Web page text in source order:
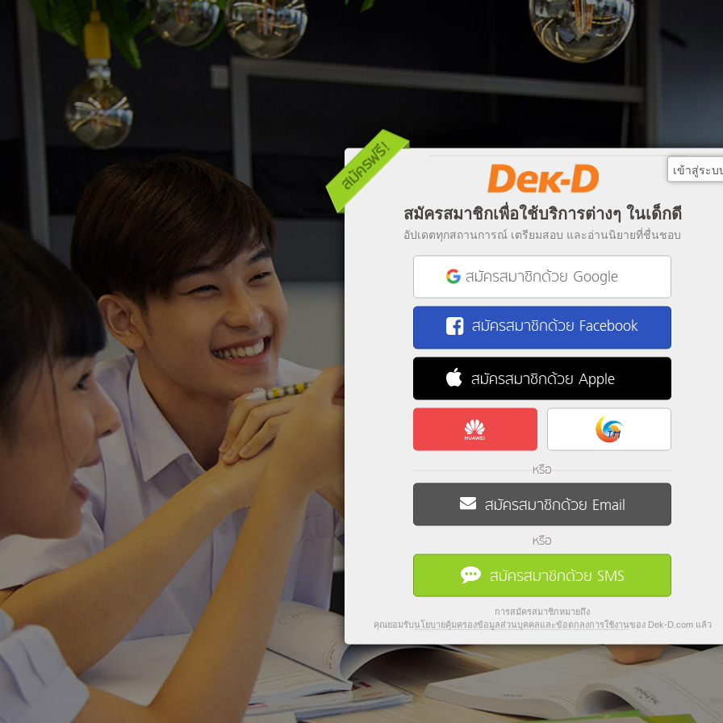
สมัครสมาชิกเพื่อใช้บริการต่างๆ ในเด็กดี
อัปเดตทุกสถานการณ์ เตรียมสอบ และอ่านนิยายที่ชื่นชอบ
สมัครสมาชิกด้วย Google
สมัครสมาชิกด้วย Facebook
สมัครสมาชิกด้วย Apple
หรือ
สมัครสมาชิกด้วย Email
หรือ
สมัครสมาชิกด้วย SMS
การสมัครสมาชิกหมายถึง
คุณยอมรับนโยบายคุ้มครองข้อมูลส่วนบุคคลและข้อตกลงการใช้งานของ Dek-D.com แล้ว
เข้าสู่ระบ